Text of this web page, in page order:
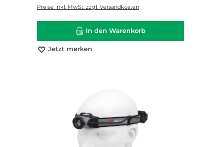
Preise inkl. MwSt. zzgl. Versandkosten
In den Warenkorb
Jetzt merken